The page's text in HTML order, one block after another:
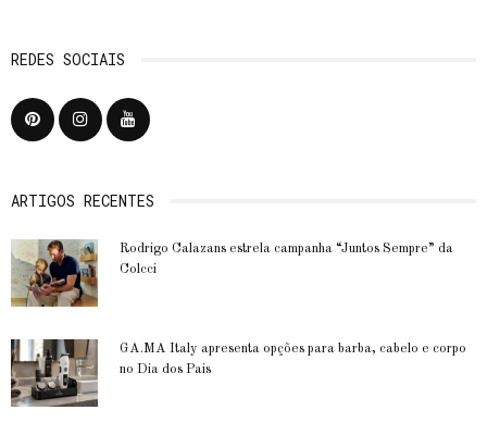
REDES SOCIAIS
ARTIGOS RECENTES
Rodrigo Calazans estrela campanha “Juntos Sempre” da
Colcci
GA.MA Italy apresenta opções para barba, cabelo e corpo
no Dia dos Pais